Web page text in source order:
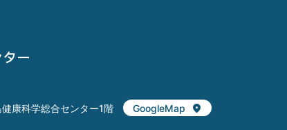
ー
康科学総合センター1階 GoogleMap